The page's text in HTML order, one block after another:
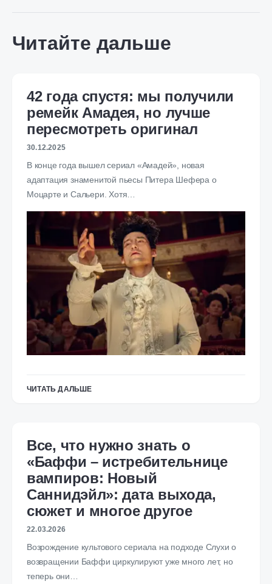
Читайте дальше
42 года спустя: мы получили
ремейк Амадея, но лучше
пересмотреть оригинал
30.12.2025
В конце года вышел сериал «Амадей», новая
адаптация знаменитой пьесы Питера Шефера о
Моцарте и Сальери. Хотя…
ЧИТАТЬ ДАЛЬШЕ
Все, что нужно знать о
«Баффи – истребительнице
вампиров: Новый
Саннидэйл»: дата выхода,
сюжет и многое другое
22.03.2026
Возрождение культового сериала на подходе Слухи о
возвращении Баффи циркулируют уже много лет, но
теперь они…